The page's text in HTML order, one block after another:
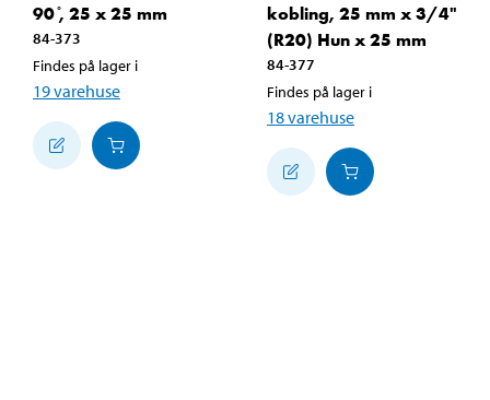
90 ̊, 25 x 25 mm
84-373
Findes på lager i
19varehuse
kobling, 25 mm x 3/4"
(R20) Hun x 25 mm
84-377
Findes på lager i
18varehuse